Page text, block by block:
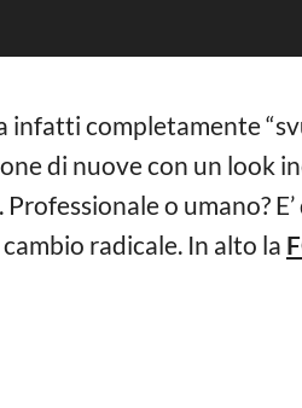
infatti completamente
di nuove con un look
o umano?
radicale. In alto la